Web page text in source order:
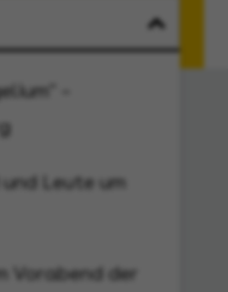
–
und Leute um
Vorabend der